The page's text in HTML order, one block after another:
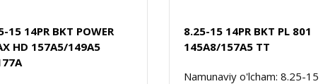
15 14PR BKT POWER
HD 157A5/149A5
8.25-15 14PR BKT PL 801
145A8/157A5 TT
Namunaviy o'lcham: 8.25-15